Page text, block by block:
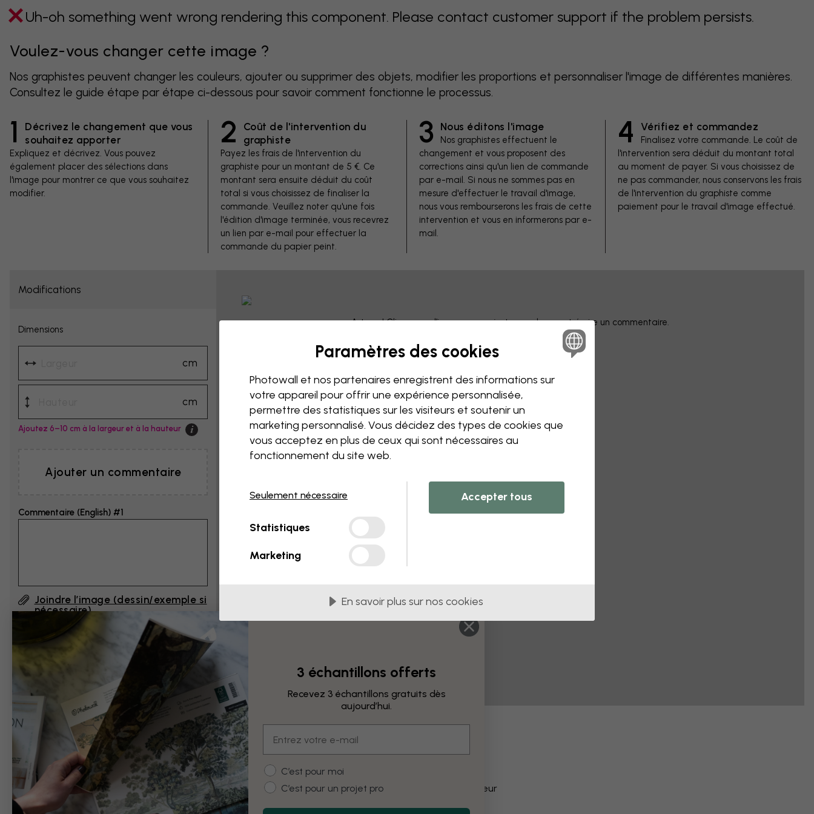
Uh-oh something went wrong rendering this component. Please contact customer support if the problem persists.
Voulez-vous changer cette image ?
Nos graphistes peuvent changer les couleurs, ajouter ou supprimer des objets, modifier les proportions et personnaliser l'image de différentes manières.
Consultez le guide étape par étape ci-dessous pour savoir comment fonctionne le processus.
1
Décrivez le changement que vous
souhaitez apporter
Expliquez et décrivez. Vous pouvez
également placer des sélections dans
l'image pour montrer ce que vous souhaitez
modifier.
2
Coût de l'intervention du
graphiste
Payez les frais de l'intervention du
graphiste pour un montant de 5 €. Ce
montant sera ensuite déduit du coût
total si vous choisissez de finaliser la
commande. Veuillez noter qu'une fois
l'édition d'image terminée, vous recevrez
un lien par e-mail pour effectuer la
commande du papier peint.
3 Nous éditons l'image
Nos graphistes effectuent le
changement et vous proposent des
corrections ainsi qu'un lien de commande
par e-mail. Si nous ne sommes pas en
mesure d'effectuer le travail d'image,
nous vous rembourserons les frais de cette
intervention et vous en informerons par e-
mail.
4 Vérifiez et commandez
Finalisez votre commande. Le coût de
l'intervention sera déduit du montant total
au moment de payer. Si vous choisissez de
ne pas commander, nous conservons les frais
de l'intervention du graphiste comme
paiement pour le travail d'image effectué.
Modifications
Dimensions
cm
cm
Ajoutez 6–10 cm à la largeur et à la hauteur
Ajouter un commentaire
Commentaire (English) #1
Joindre l’image (dessin/exemple si
nécessaire)
En cliquant sur ”Envoyer”, j'accepte les
Conditions d'utilisation de Photowall
confirme les avoir lues.
Astuce ! Cliquez sur l’image pour ajouter un champ et écrire un commentaire.
Exemples de modifications
Noir et blanc Modifier la couleur
3 échantillons offerts
Recevez 3 échantillons gratuits dès
aujourd’hui.
Customer type
C’est pour moi
C’est pour un projet pro
Paramètres des cookies
Photowall et nos partenaires enregistrent des informations sur
votre appareil pour offrir une expérience personnalisée,
permettre des statistiques sur les visiteurs et soutenir un
marketing personnalisé. Vous décidez des types de cookies que
vous acceptez en plus de ceux qui sont nécessaires au
fonctionnement du site web.
Seulement nécessaire
Statistiques
Marketing
Accepter tous
En savoir plus sur nos cookies